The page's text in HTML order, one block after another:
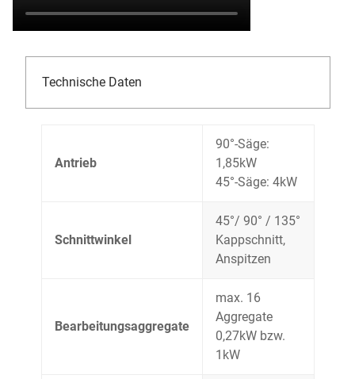
Technische Daten
Antrieb
90°-Säge:
1,85kW
45°-Säge: 4kW
Schnittwinkel
45°/ 90° / 135°
Kappschnitt,
Anspitzen
Bearbeitungsaggregate
max. 16
Aggregate
0,27kW bzw.
1kW